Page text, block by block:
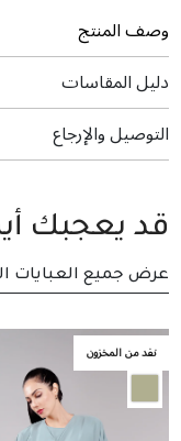
وصف المنتج
دليل المقاسات
التوصيل والإرجاع
قد يعجبك
عرض جميع العبايات
نفد من المخزون